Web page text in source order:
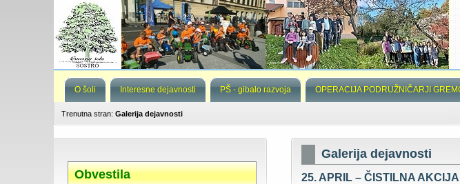
O šoli Interesne dejavnosti PŠ - gibalo razvoja OPERACIJA PODRUŽNIČARJI
Trenutna stran: Galerija dejavnosti
Obvestila
Galerija dejavnosti
25. APRIL – ČISTILNA AKCIJA